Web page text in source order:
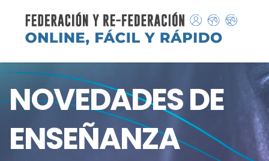
NOVEDADES DE
ENSEÑANZA